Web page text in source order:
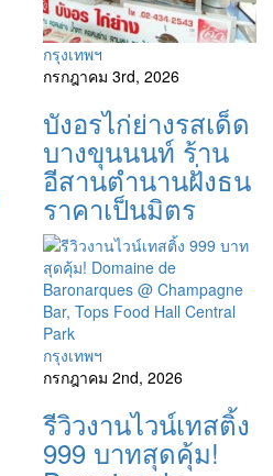
กรุงเทพฯ
กรกฎาคม 3rd, 2026
บังอรไก่ย่างรสเด็ด
บางขุนนนท์ ร้าน
อีสานตำนานฝั่งธน
ราคาเป็นมิตร
กรุงเทพฯ
กรกฎาคม 2nd, 2026
รีวิวงานไวน์เทสติ้ง
999 บาทสุดคุ้ม!